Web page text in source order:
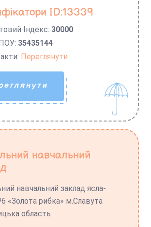
ID:13339
Індекс: 30000
35435144
Переглянути
навчальний
навчальний заклад ясла-
«Золота рибка» м.Славута
область